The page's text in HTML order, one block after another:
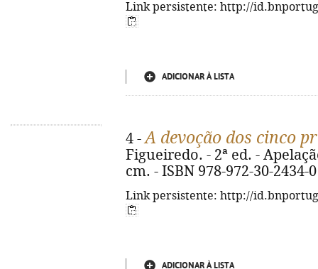
Link persistente: http://
ADICIONAR À LISTA
4 -A devoção dos cinco
Figueiredo. - 2ª ed. -
cm. - ISBN 978-972-30-2434-0
Link persistente: http://
ADICIONAR À LISTA